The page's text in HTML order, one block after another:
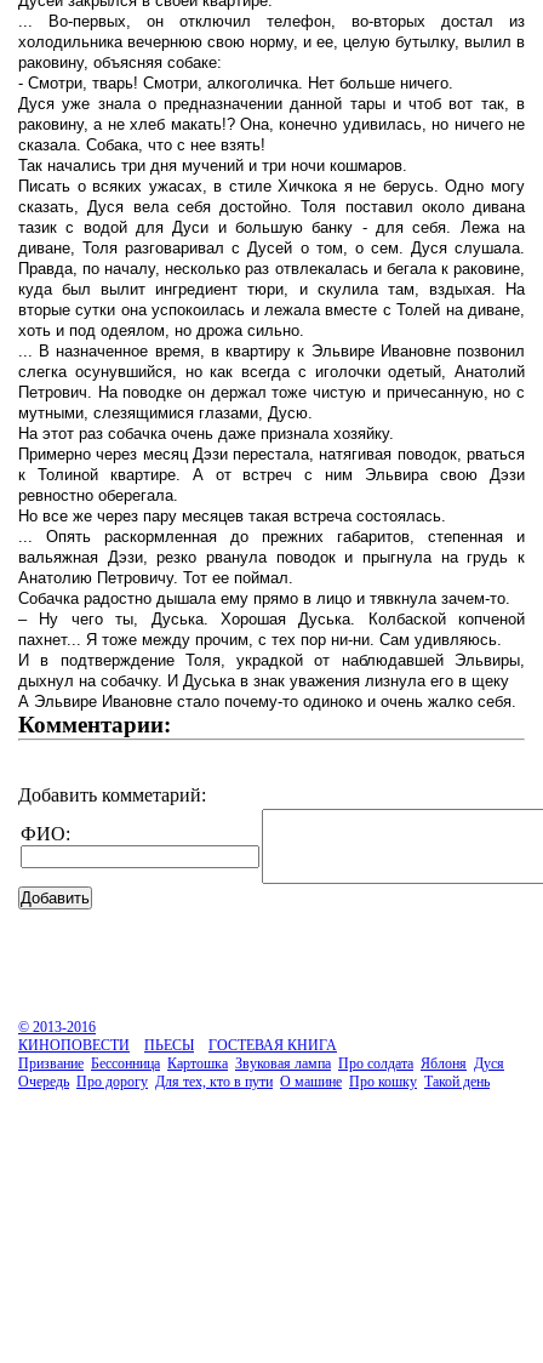
... Во-первых, он отключил телефон, во-вторых достал из
холодильника вечернюю свою норму, и ее, целую бутылку, вылил в
раковину, объясняя собаке:
- Смотри, тварь! Смотри, алкоголичка. Нет больше ничего.
Дуся уже знала о предназначении данной тары и чтоб вот так, в
раковину, а не хлеб макать!? Она, конечно удивилась, но ничего не
сказала. Собака, что с нее взять!
Так начались три дня мучений и три ночи кошмаров.
Писать о всяких ужасах, в стиле Хичкока я не берусь. Одно могу
сказать, Дуся вела себя достойно. Толя поставил около дивана
тазик с водой для Дуси и большую банку - для себя. Лежа на
диване, Толя разговаривал с Дусей о том, о сем. Дуся слушала.
Правда, по началу, несколько раз отвлекалась и бегала к раковине,
куда был вылит ингредиент тюри, и скулила там, вздыхая. На
вторые сутки она успокоилась и лежала вместе с Толей на диване,
хоть и под одеялом, но дрожа сильно.
... В назначенное время, в квартиру к Эльвире Ивановне позвонил
слегка осунувшийся, но как всегда с иголочки одетый, Анатолий
Петрович. На поводке он держал тоже чистую и причесанную, но с
мутными, слезящимися глазами, Дусю.
На этот раз собачка очень даже признала хозяйку.
Примерно через месяц Дэзи перестала, натягивая поводок, рваться
к Толиной квартире. А от встреч с ним Эльвира свою Дэзи
ревностно оберегала.
Но все же через пару месяцев такая встреча состоялась.
... Опять раскормленная до прежних габаритов, степенная и
вальяжная Дэзи, резко рванула поводок и прыгнула на грудь к
Анатолию Петровичу. Тот ее поймал.
Собачка радостно дышала ему прямо в лицо и тявкнула зачем-то.
– Ну чего ты, Дуська. Хорошая Дуська. Колбаской копченой
пахнет... Я тоже между прочим, с тех пор ни-ни. Сам удивляюсь.
И в подтверждение Толя, украдкой от наблюдавшей Эльвиры,
дыхнул на собачку. И Дуська в знак уважения лизнула его в щеку
А Эльвире Ивановне стало почему-то одиноко и очень жалко себя.
Комментарии:
Добавить комметарий:
ФИО:
© 2013-2016
КИНОПОВЕСТИ
ПЬЕСЫ
ГОСТЕВАЯ КНИГА
Призвание Бессонница Картошка Звуковая лампа Про солдата Яблоня Дуся
Очередь Про дорогу Для тех, кто в пути О машине Про кошку Такой день